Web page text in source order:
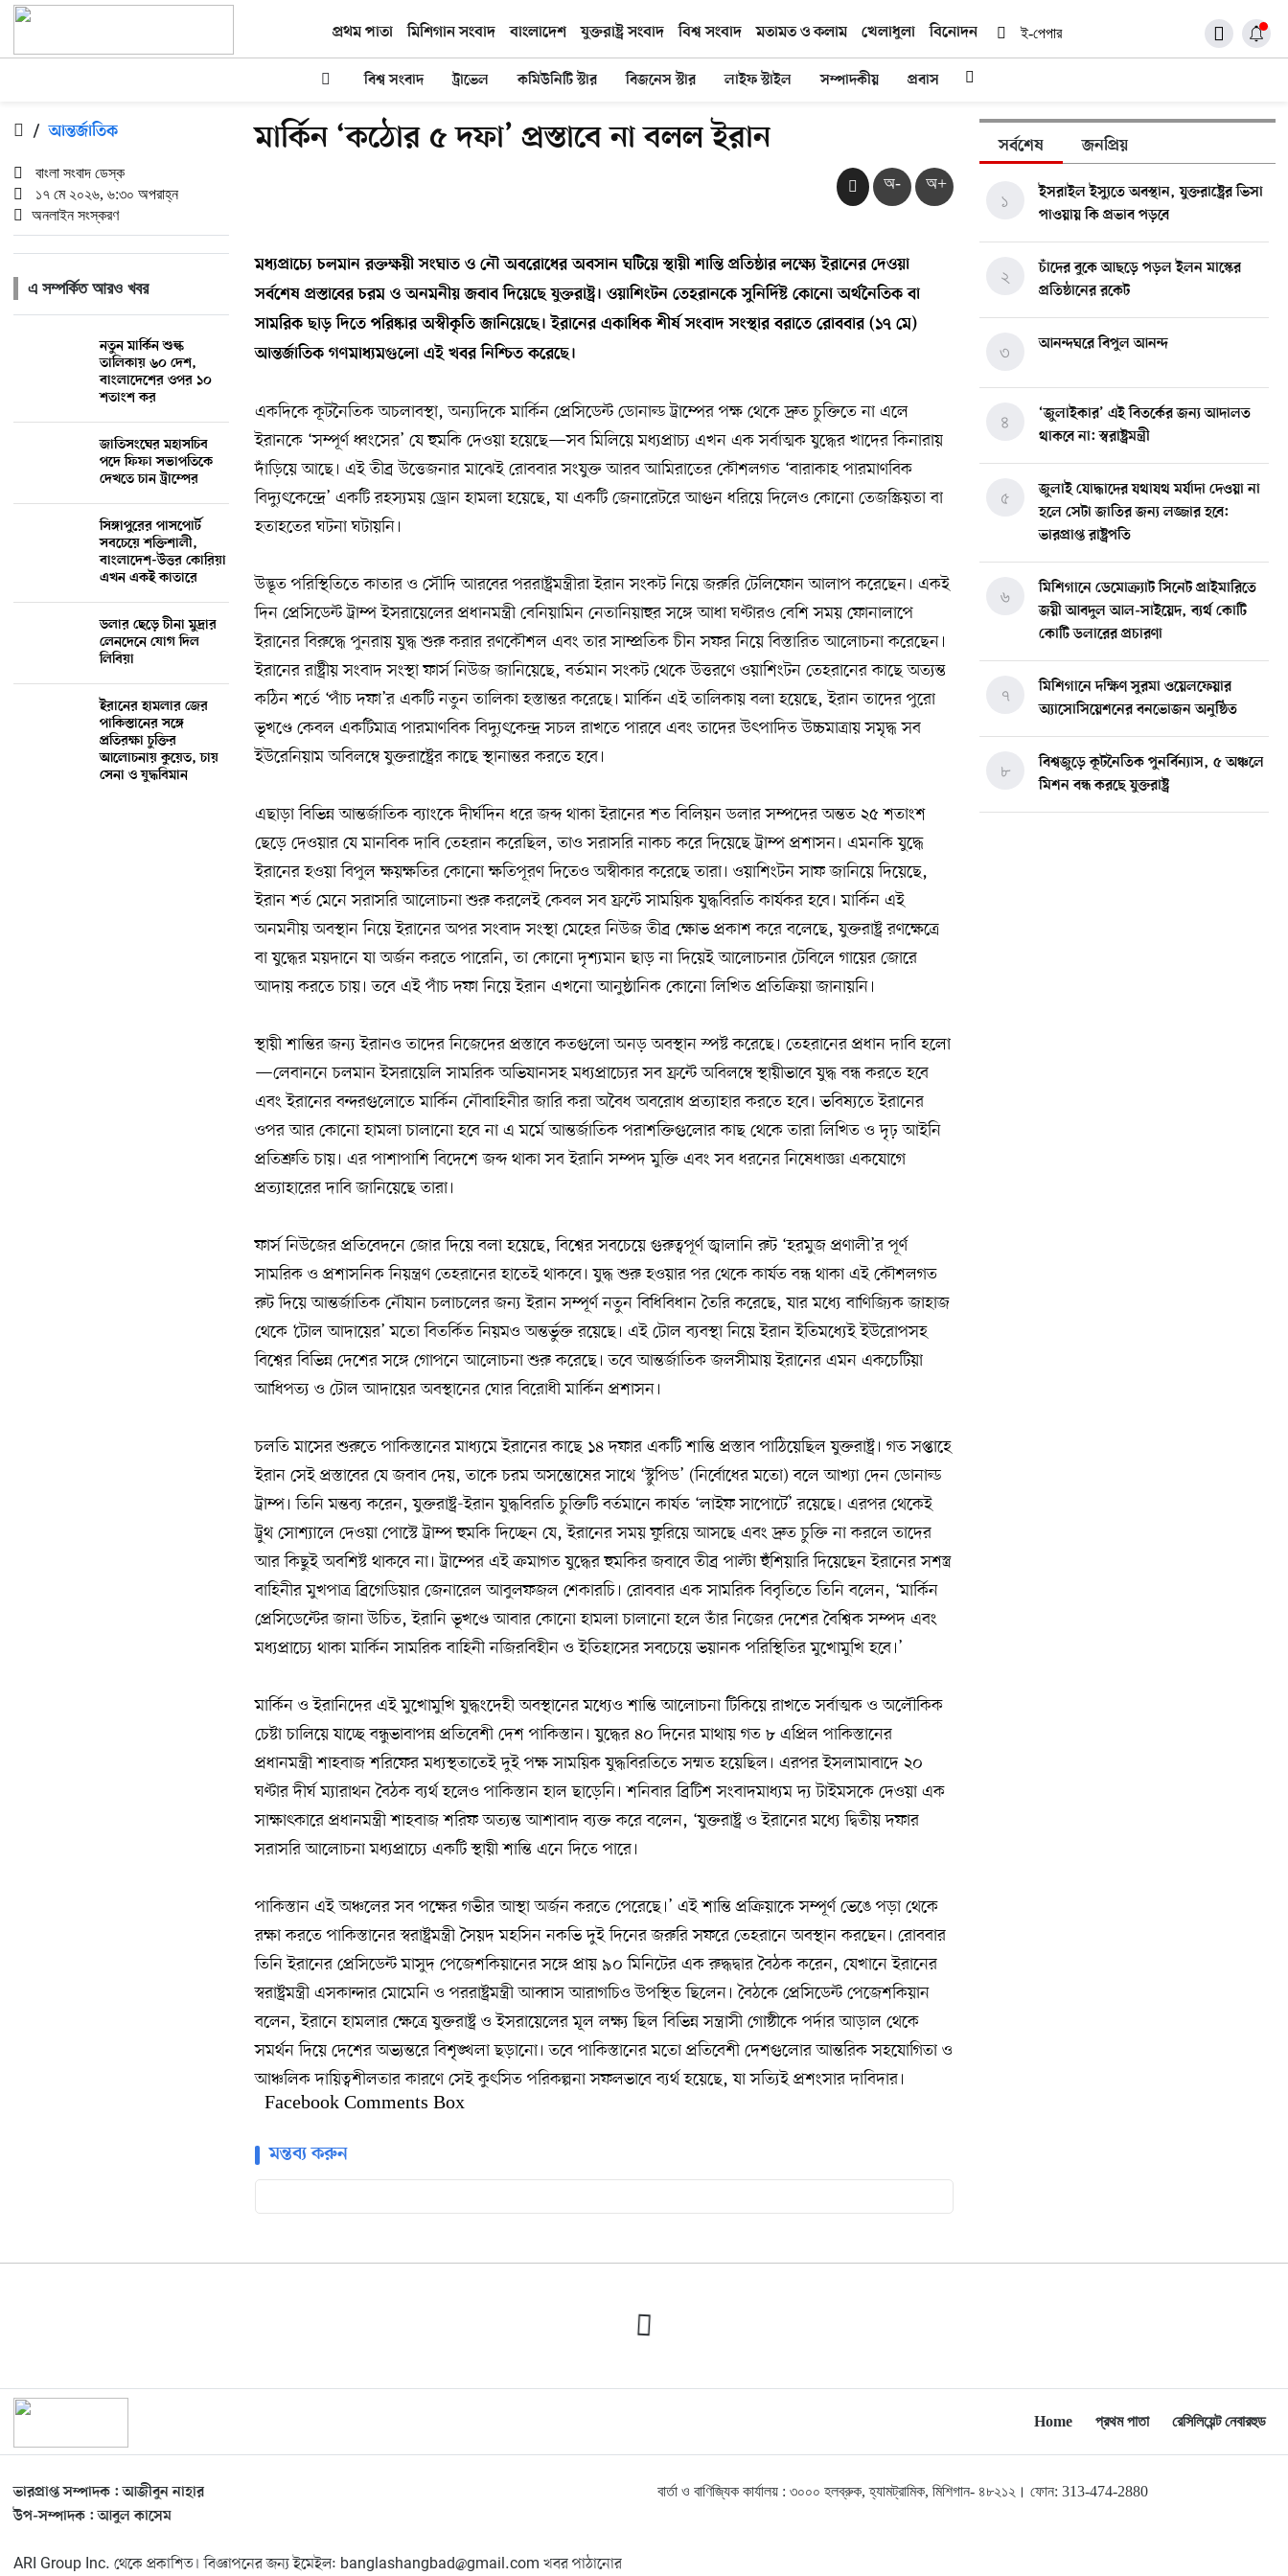
প্রথম পাতা মিশিগান সংবাদ বাংলাদেশ যুক্তরাষ্ট্র সংবাদ বিশ্ব সংবাদ মতামত ও কলাম খেলাধুলা বিনোদন ই-পেপার
বিশ্ব সংবাদ ট্রাভেল কমিউনিটি স্টার বিজনেস স্টার লাইফ স্টাইল সম্পাদকীয় প্রবাস
/ আন্তর্জাতিক
বাংলা সংবাদ ডেস্ক
১৭ মে ২০২৬, ৬:৩০ অপরাহ্ন
অনলাইন সংস্করণ
এ সম্পর্কিত আরও খবর
নতুন মার্কিন শুল্ক
তালিকায় ৬০ দেশ,
বাংলাদেশের ওপর ১০
শতাংশ কর
জাতিসংঘের মহাসচিব
পদে ফিফা সভাপতিকে
দেখতে চান ট্রাম্পের
সিঙ্গাপুরের পাসপোর্ট
সবচেয়ে শক্তিশালী,
বাংলাদেশ-উত্তর কোরিয়া
এখন একই কাতারে
ডলার ছেড়ে চীনা মুদ্রার
লেনদেনে যোগ দিল
লিবিয়া
ইরানের হামলার জের
পাকিস্তানের সঙ্গে
প্রতিরক্ষা চুক্তির
আলোচনায় কুয়েত, চায়
সেনা ও যুদ্ধবিমান
মার্কিন ‘কঠোর ৫ দফা’ প্রস্তাবে না বলল ইরান
অ- অ+
মধ্যপ্রাচ্যে চলমান রক্তক্ষয়ী সংঘাত ও নৌ অবরোধের অবসান ঘটিয়ে স্থায়ী শান্তি প্রতিষ্ঠার লক্ষ্যে ইরানের দেওয়া
সর্বশেষ প্রস্তাবের চরম ও অনমনীয় জবাব দিয়েছে যুক্তরাষ্ট্র। ওয়াশিংটন তেহরানকে সুনির্দিষ্ট কোনো অর্থনৈতিক বা
সামরিক ছাড় দিতে পরিষ্কার অস্বীকৃতি জানিয়েছে। ইরানের একাধিক শীর্ষ সংবাদ সংস্থার বরাতে রোববার (১৭ মে)
আন্তর্জাতিক গণমাধ্যমগুলো এই খবর নিশ্চিত করেছে।
একদিকে কূটনৈতিক অচলাবস্থা, অন্যদিকে মার্কিন প্রেসিডেন্ট ডোনাল্ড ট্রাম্পের পক্ষ থেকে দ্রুত চুক্তিতে না এলে
ইরানকে ‘সম্পূর্ণ ধ্বংসের’ যে হুমকি দেওয়া হয়েছে—সব মিলিয়ে মধ্যপ্রাচ্য এখন এক সর্বাত্মক যুদ্ধের খাদের কিনারায়
দাঁড়িয়ে আছে। এই তীব্র উত্তেজনার মাঝেই রোববার সংযুক্ত আরব আমিরাতের কৌশলগত ‘বারাকাহ পারমাণবিক
বিদ্যুৎকেন্দ্রে’ একটি রহস্যময় ড্রোন হামলা হয়েছে, যা একটি জেনারেটরে আগুন ধরিয়ে দিলেও কোনো তেজস্ক্রিয়তা বা
হতাহতের ঘটনা ঘটায়নি।
উদ্ভূত পরিস্থিতিতে কাতার ও সৌদি আরবের পররাষ্ট্রমন্ত্রীরা ইরান সংকট নিয়ে জরুরি টেলিফোন আলাপ করেছেন। একই
দিন প্রেসিডেন্ট ট্রাম্প ইসরায়েলের প্রধানমন্ত্রী বেনিয়ামিন নেতানিয়াহুর সঙ্গে আধা ঘণ্টারও বেশি সময় ফোনালাপে
ইরানের বিরুদ্ধে পুনরায় যুদ্ধ শুরু করার রণকৌশল এবং তার সাম্প্রতিক চীন সফর নিয়ে বিস্তারিত আলোচনা করেছেন।
ইরানের রাষ্ট্রীয় সংবাদ সংস্থা ফার্স নিউজ জানিয়েছে, বর্তমান সংকট থেকে উত্তরণে ওয়াশিংটন তেহরানের কাছে অত্যন্ত
কঠিন শর্তে ‘পাঁচ দফা’র একটি নতুন তালিকা হস্তান্তর করেছে। মার্কিন এই তালিকায় বলা হয়েছে, ইরান তাদের পুরো
ভূখণ্ডে কেবল একটিমাত্র পারমাণবিক বিদ্যুৎকেন্দ্র সচল রাখতে পারবে এবং তাদের উৎপাদিত উচ্চমাত্রায় সমৃদ্ধ সব
ইউরেনিয়াম অবিলম্বে যুক্তরাষ্ট্রের কাছে স্থানান্তর করতে হবে।
এছাড়া বিভিন্ন আন্তর্জাতিক ব্যাংকে দীর্ঘদিন ধরে জব্দ থাকা ইরানের শত বিলিয়ন ডলার সম্পদের অন্তত ২৫ শতাংশ
ছেড়ে দেওয়ার যে মানবিক দাবি তেহরান করেছিল, তাও সরাসরি নাকচ করে দিয়েছে ট্রাম্প প্রশাসন। এমনকি যুদ্ধে
ইরানের হওয়া বিপুল ক্ষয়ক্ষতির কোনো ক্ষতিপূরণ দিতেও অস্বীকার করেছে তারা। ওয়াশিংটন সাফ জানিয়ে দিয়েছে,
ইরান শর্ত মেনে সরাসরি আলোচনা শুরু করলেই কেবল সব ফ্রন্টে সাময়িক যুদ্ধবিরতি কার্যকর হবে। মার্কিন এই
অনমনীয় অবস্থান নিয়ে ইরানের অপর সংবাদ সংস্থা মেহের নিউজ তীব্র ক্ষোভ প্রকাশ করে বলেছে, যুক্তরাষ্ট্র রণক্ষেত্রে
বা যুদ্ধের ময়দানে যা অর্জন করতে পারেনি, তা কোনো দৃশ্যমান ছাড় না দিয়েই আলোচনার টেবিলে গায়ের জোরে
আদায় করতে চায়। তবে এই পাঁচ দফা নিয়ে ইরান এখনো আনুষ্ঠানিক কোনো লিখিত প্রতিক্রিয়া জানায়নি।
স্থায়ী শান্তির জন্য ইরানও তাদের নিজেদের প্রস্তাবে কতগুলো অনড় অবস্থান স্পষ্ট করেছে। তেহরানের প্রধান দাবি হলো
—লেবাননে চলমান ইসরায়েলি সামরিক অভিযানসহ মধ্যপ্রাচ্যের সব ফ্রন্টে অবিলম্বে স্থায়ীভাবে যুদ্ধ বন্ধ করতে হবে
এবং ইরানের বন্দরগুলোতে মার্কিন নৌবাহিনীর জারি করা অবৈধ অবরোধ প্রত্যাহার করতে হবে। ভবিষ্যতে ইরানের
ওপর আর কোনো হামলা চালানো হবে না এ মর্মে আন্তর্জাতিক পরাশক্তিগুলোর কাছ থেকে তারা লিখিত ও দৃঢ় আইনি
প্রতিশ্রুতি চায়। এর পাশাপাশি বিদেশে জব্দ থাকা সব ইরানি সম্পদ মুক্তি এবং সব ধরনের নিষেধাজ্ঞা একযোগে
প্রত্যাহারের দাবি জানিয়েছে তারা।
ফার্স নিউজের প্রতিবেদনে জোর দিয়ে বলা হয়েছে, বিশ্বের সবচেয়ে গুরুত্বপূর্ণ জ্বালানি রুট ‘হরমুজ প্রণালী’র পূর্ণ
সামরিক ও প্রশাসনিক নিয়ন্ত্রণ তেহরানের হাতেই থাকবে। যুদ্ধ শুরু হওয়ার পর থেকে কার্যত বন্ধ থাকা এই কৌশলগত
রুট দিয়ে আন্তর্জাতিক নৌযান চলাচলের জন্য ইরান সম্পূর্ণ নতুন বিধিবিধান তৈরি করেছে, যার মধ্যে বাণিজ্যিক জাহাজ
থেকে ‘টোল আদায়ের’ মতো বিতর্কিত নিয়মও অন্তর্ভুক্ত রয়েছে। এই টোল ব্যবস্থা নিয়ে ইরান ইতিমধ্যেই ইউরোপসহ
বিশ্বের বিভিন্ন দেশের সঙ্গে গোপনে আলোচনা শুরু করেছে। তবে আন্তর্জাতিক জলসীমায় ইরানের এমন একচেটিয়া
আধিপত্য ও টোল আদায়ের অবস্থানের ঘোর বিরোধী মার্কিন প্রশাসন।
চলতি মাসের শুরুতে পাকিস্তানের মাধ্যমে ইরানের কাছে ১৪ দফার একটি শান্তি প্রস্তাব পাঠিয়েছিল যুক্তরাষ্ট্র। গত সপ্তাহে
ইরান সেই প্রস্তাবের যে জবাব দেয়, তাকে চরম অসন্তোষের সাথে ‘স্টুপিড’ (নির্বোধের মতো) বলে আখ্যা দেন ডোনাল্ড
ট্রাম্প। তিনি মন্তব্য করেন, যুক্তরাষ্ট্র-ইরান যুদ্ধবিরতি চুক্তিটি বর্তমানে কার্যত ‘লাইফ সাপোর্টে’ রয়েছে। এরপর থেকেই
ট্রুথ সোশ্যালে দেওয়া পোস্টে ট্রাম্প হুমকি দিচ্ছেন যে, ইরানের সময় ফুরিয়ে আসছে এবং দ্রুত চুক্তি না করলে তাদের
আর কিছুই অবশিষ্ট থাকবে না। ট্রাম্পের এই ক্রমাগত যুদ্ধের হুমকির জবাবে তীব্র পাল্টা হুঁশিয়ারি দিয়েছেন ইরানের সশস্ত্র
বাহিনীর মুখপাত্র ব্রিগেডিয়ার জেনারেল আবুলফজল শেকারচি। রোববার এক সামরিক বিবৃতিতে তিনি বলেন, ‘মার্কিন
প্রেসিডেন্টের জানা উচিত, ইরানি ভূখণ্ডে আবার কোনো হামলা চালানো হলে তাঁর নিজের দেশের বৈশ্বিক সম্পদ এবং
মধ্যপ্রাচ্যে থাকা মার্কিন সামরিক বাহিনী নজিরবিহীন ও ইতিহাসের সবচেয়ে ভয়ানক পরিস্থিতির মুখোমুখি হবে।’
মার্কিন ও ইরানিদের এই মুখোমুখি যুদ্ধংদেহী অবস্থানের মধ্যেও শান্তি আলোচনা টিকিয়ে রাখতে সর্বাত্মক ও অলৌকিক
চেষ্টা চালিয়ে যাচ্ছে বন্ধুভাবাপন্ন প্রতিবেশী দেশ পাকিস্তান। যুদ্ধের ৪০ দিনের মাথায় গত ৮ এপ্রিল পাকিস্তানের
প্রধানমন্ত্রী শাহবাজ শরিফের মধ্যস্থতাতেই দুই পক্ষ সাময়িক যুদ্ধবিরতিতে সম্মত হয়েছিল। এরপর ইসলামাবাদে ২০
ঘণ্টার দীর্ঘ ম্যারাথন বৈঠক ব্যর্থ হলেও পাকিস্তান হাল ছাড়েনি। শনিবার ব্রিটিশ সংবাদমাধ্যম দ্য টাইমসকে দেওয়া এক
সাক্ষাৎকারে প্রধানমন্ত্রী শাহবাজ শরিফ অত্যন্ত আশাবাদ ব্যক্ত করে বলেন, ‘যুক্তরাষ্ট্র ও ইরানের মধ্যে দ্বিতীয় দফার
সরাসরি আলোচনা মধ্যপ্রাচ্যে একটি স্থায়ী শান্তি এনে দিতে পারে।
পাকিস্তান এই অঞ্চলের সব পক্ষের গভীর আস্থা অর্জন করতে পেরেছে।’ এই শান্তি প্রক্রিয়াকে সম্পূর্ণ ভেঙে পড়া থেকে
রক্ষা করতে পাকিস্তানের স্বরাষ্ট্রমন্ত্রী সৈয়দ মহসিন নকভি দুই দিনের জরুরি সফরে তেহরানে অবস্থান করছেন। রোববার
তিনি ইরানের প্রেসিডেন্ট মাসুদ পেজেশকিয়ানের সঙ্গে প্রায় ৯০ মিনিটের এক রুদ্ধদ্বার বৈঠক করেন, যেখানে ইরানের
স্বরাষ্ট্রমন্ত্রী এসকান্দার মোমেনি ও পররাষ্ট্রমন্ত্রী আব্বাস আরাগচিও উপস্থিত ছিলেন। বৈঠকে প্রেসিডেন্ট পেজেশকিয়ান
বলেন, ইরানে হামলার ক্ষেত্রে যুক্তরাষ্ট্র ও ইসরায়েলের মূল লক্ষ্য ছিল বিভিন্ন সন্ত্রাসী গোষ্ঠীকে পর্দার আড়াল থেকে
সমর্থন দিয়ে দেশের অভ্যন্তরে বিশৃঙ্খলা ছড়ানো। তবে পাকিস্তানের মতো প্রতিবেশী দেশগুলোর আন্তরিক সহযোগিতা ও
আঞ্চলিক দায়িত্বশীলতার কারণে সেই কুৎসিত পরিকল্পনা সফলভাবে ব্যর্থ হয়েছে, যা সত্যিই প্রশংসার দাবিদার।
Facebook Comments Box
মন্তব্য করুন
সর্বশেষ জনপ্রিয়
ইসরাইল ইস্যুতে অবস্থান, যুক্তরাষ্ট্রের ভিসা
পাওয়ায় কি প্রভাব পড়বে
১
চাঁদের বুকে আছড়ে পড়ল ইলন মাস্কের
প্রতিষ্ঠানের রকেট
২
আনন্দঘরে বিপুল আনন্দ
৩
‘জুলাইকার’ এই বিতর্কের জন্য আদালত
থাকবে না: স্বরাষ্ট্রমন্ত্রী
৪
জুলাই যোদ্ধাদের যথাযথ মর্যাদা দেওয়া না
হলে সেটা জাতির জন্য লজ্জার হবে:
ভারপ্রাপ্ত রাষ্ট্রপতি
৫
মিশিগানে ডেমোক্র্যাট সিনেট প্রাইমারিতে
জয়ী আবদুল আল-সাইয়েদ, ব্যর্থ কোটি
কোটি ডলারের প্রচারণা
৬
মিশিগানে দক্ষিণ সুরমা ওয়েলফেয়ার
অ্যাসোসিয়েশনের বনভোজন অনুষ্ঠিত
৭
বিশ্বজুড়ে কূটনৈতিক পুনর্বিন্যাস, ৫ অঞ্চলে
মিশন বন্ধ করছে যুক্তরাষ্ট্র
৮
Home প্রথম পাতা রেসিলিয়েন্ট নেবারহুড
ভারপ্রাপ্ত সম্পাদক : আজীবুন নাহার
উপ-সম্পাদক : আবুল কাসেম
ARI Group Inc. থেকে প্রকাশিত। বিজ্ঞাপনের জন্য ইমেইল: banglashangbad@gmail.com খবর পাঠানোর
বার্তা ও বাণিজ্যিক কার্যালয় : ৩০০০ হলব্রুক, হ্যামট্রামিক, মিশিগান- ৪৮২১২। ফোন: 313-474-2880